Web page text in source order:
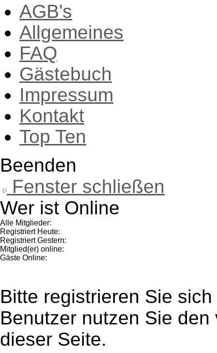
AGB's
Allgemeines
FAQ
Gästebuch
Impressum
Kontakt
Top Ten
Beenden
Fenster schließen
Wer ist Online
Alle Mitglieder:
Registriert Heute:
Registriert Gestern:
Mitglied(er) online:
Gäste Online:
Bitte registrieren Sie sich
Benutzer nutzen Sie
dieser Seite.